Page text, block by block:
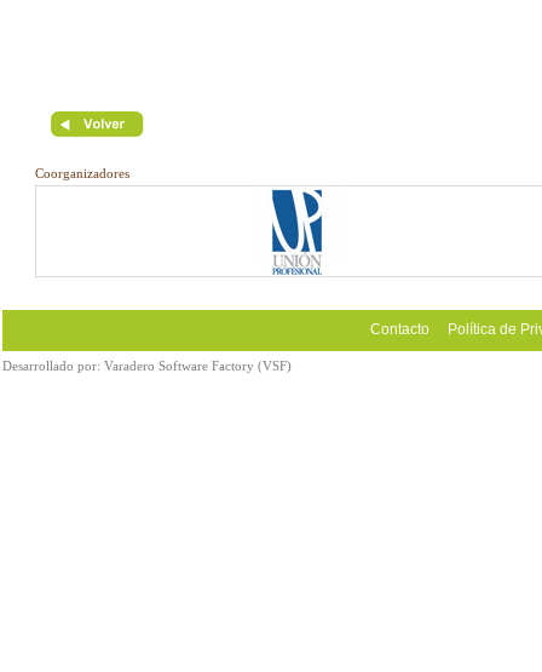
Coorganizadores
Contacto Política de
Desarrollado por: Varadero Software Factory (VSF)